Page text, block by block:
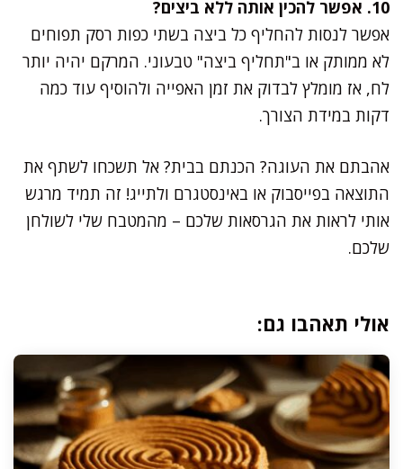
10. אפשר להכין אותה ללא ביצים?
אפשר לנסות להחליף כל ביצה בשתי כפות רסק תפוחים
לא ממותק או ב"תחליף ביצה" טבעוני. המרקם יהיה יותר
לח, אז מומלץ לבדוק את זמן האפייה ולהוסיף עוד כמה
דקות במידת הצורך.
אהבתם את העוגה? הכנתם בבית? אל תשכחו לשתף את
התוצאה בפייסבוק או באינסטגרם ולתייג! זה תמיד מרגש
אותי לראות את הגרסאות שלכם – מהמטבח שלי לשולחן
שלכם.
אולי תאהבו גם: